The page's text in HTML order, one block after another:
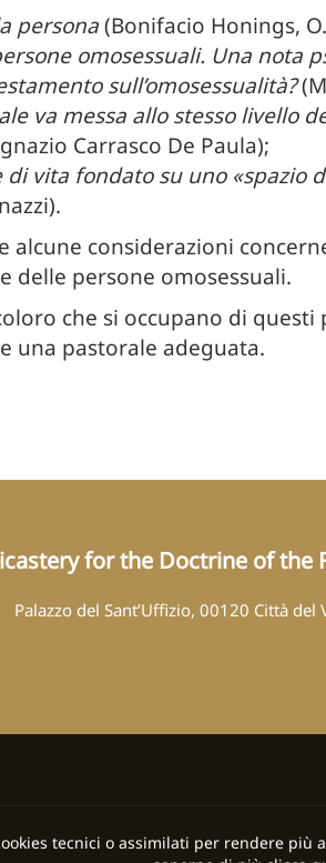
persona(Bonifacio Honings,
omosessuali. Una nota
sull’omosessualità?
va messa allo stesso livello
Carrasco De Paula);
vita fondato su uno «spazio
considerazioni
delle persone omosessuali.
che si occupano di
una pastorale adeguata.
for the Doctrine of the
Palazzo del Sant’Uffizio, 00120 Città del
tecnici o assimilati per rendere